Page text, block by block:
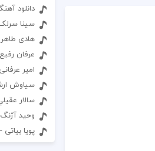
دانلود
سینا
هادی
عرفان
امیر
سیاوش
سالار
وحید
پویا